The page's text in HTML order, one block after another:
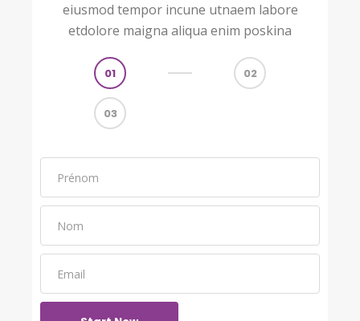
eiusmod tempor incune utnaem labore
etdolore maigna aliqua enim poskina
01 02
03